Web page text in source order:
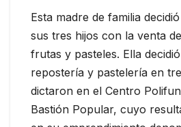
Esta madre de familia
sus tres hijos con la venta
frutas y pasteles. Ella
repostería y pastelería en
dictaron en el Centro
Bastión Popular, cuyo